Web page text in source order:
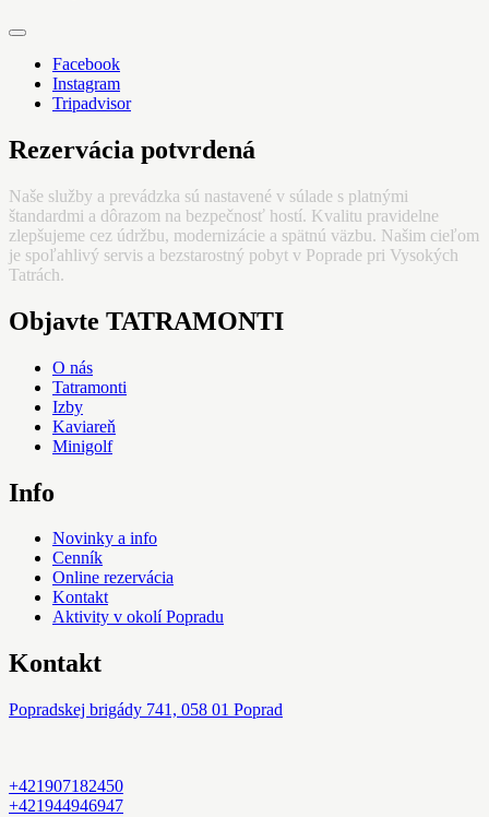
Facebook
Instagram
Tripadvisor
Rezervácia potvrdená
Naše služby a prevádzka sú nastavené v súlade s platnými
štandardmi a dôrazom na bezpečnosť hostí. Kvalitu pravidelne
zlepšujeme cez údržbu, modernizácie a spätnú väzbu. Našim cieľom
je spoľahlivý servis a bezstarostný pobyt v Poprade pri Vysokých
Tatrách.
Objavte TATRAMONTI
O nás
Tatramonti
Izby
Kaviareň
Minigolf
Info
Novinky a info
Cenník
Online rezervácia
Kontakt
Aktivity v okolí Popradu
Kontakt
Popradskej brigády 741, 058 01 Poprad
+421907182450
+421944946947